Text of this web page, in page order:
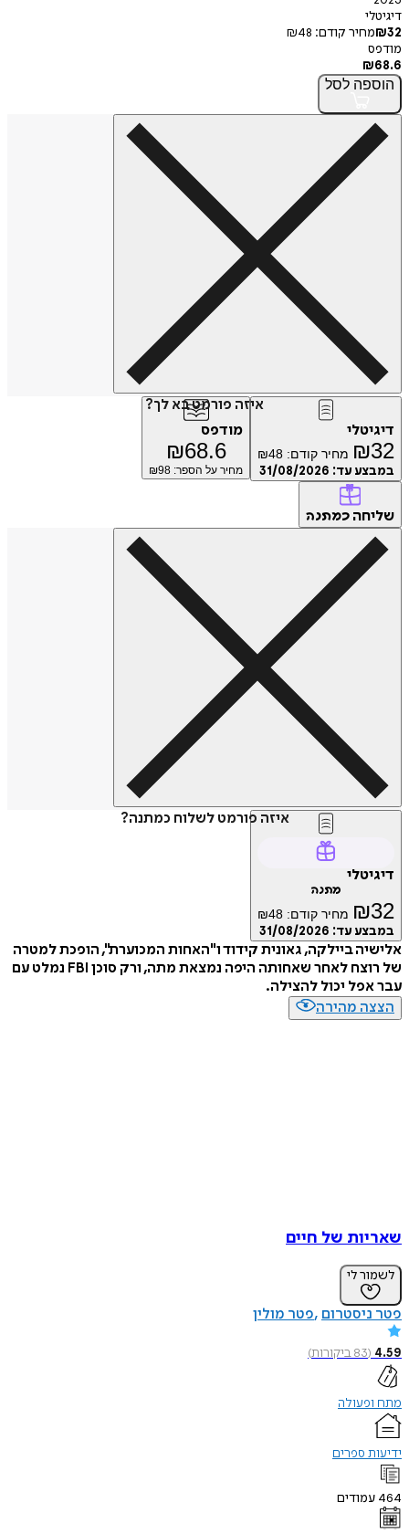
דיגיטלי
₪32 מחיר קודם: ₪48
מודפס
₪68.6
הוספה לסל
איזה פורמט בא לך?
דיגיטלי
₪32 מחיר קודם: ₪48
במבצע עד: 31/08/2026
מודפס
₪68.6
מחיר על הספר: ₪ 98
שליחה כמתנה
איזה פורמט לשלוח כמתנה?
דיגיטלי
מתנה
₪32 מחיר קודם: ₪48
במבצע עד: 31/08/2026
אלישיה ביילקה, גאונית קידוד ו"האחות המכוערת", הופכת למטרה
של רוצח לאחר שאחותה היפה נמצאת מתה, ורק סוכן FBI נמלט עם
עבר אפל יכול להצילה.
הצצה מהירה
שאריות של חיים
לשמור לי
פטר ניסטרום פטר מולין
4.59
(
83ביקורות)
מתח ופעולה
ידיעות ספרים
464 עמודים